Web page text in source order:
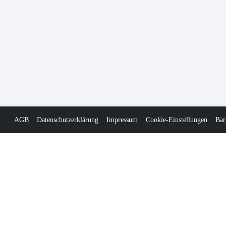
AGB Datenschutzerklärung Impressum Cookie-Einstellungen